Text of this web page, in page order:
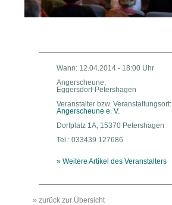
Wann: 12.04.2014 - 18:00 Uhr
Angerscheune,
Eggersdorf-Petershagen
Veranstalter bzw. Veranstaltungsort:
Angerscheune e. V.
Dorfplatz 1A, 15370 Petershagen
Tel.: 033439 127686
» Weitere Artikel des Veranstalters
» zurück zur Übersicht